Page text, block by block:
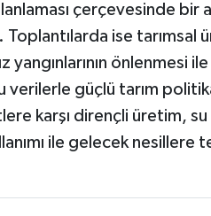
çerçevesinde bir
ise tarımsal
yangınlarının önlenmesi ile
verilerle güçlü tarım
karşı dirençli üretim, su
ile gelecek nesillere